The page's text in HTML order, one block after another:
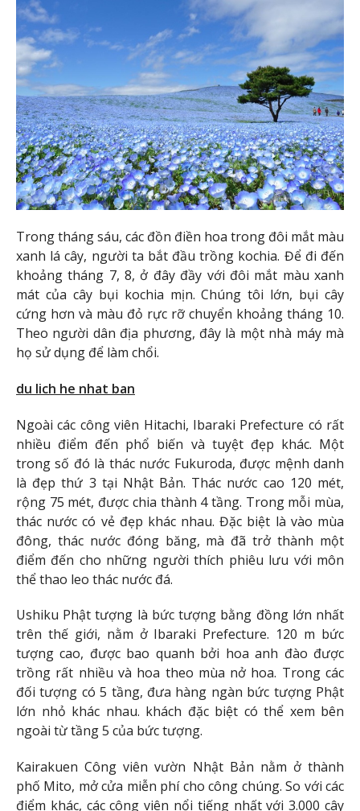
Trong tháng sáu, các đồn điền hoa trong đôi mắt màu
xanh lá cây, người ta bắt đầu trồng kochia. Để đi đến
khoảng tháng 7, 8, ở đây đầy với đôi mắt màu xanh
mát của cây bụi kochia mịn. Chúng tôi lớn, bụi cây
cứng hơn và màu đỏ rực rỡ chuyển khoảng tháng 10.
Theo người dân địa phương, đây là một nhà máy mà
họ sử dụng để làm chổi.
du lich he nhat ban
Ngoài các công viên Hitachi, Ibaraki Prefecture có rất
nhiều điểm đến phổ biến và tuyệt đẹp khác. Một
trong số đó là thác nước Fukuroda, được mệnh danh
là đẹp thứ 3 tại Nhật Bản. Thác nước cao 120 mét,
rộng 75 mét, được chia thành 4 tầng. Trong mỗi mùa,
thác nước có vẻ đẹp khác nhau. Đặc biệt là vào mùa
đông, thác nước đóng băng, mà đã trở thành một
điểm đến cho những người thích phiêu lưu với môn
thể thao leo thác nước đá.
Ushiku Phật tượng là bức tượng bằng đồng lớn nhất
trên thế giới, nằm ở Ibaraki Prefecture. 120 m bức
tượng cao, được bao quanh bởi hoa anh đào được
trồng rất nhiều và hoa theo mùa nở hoa. Trong các
đối tượng có 5 tầng, đưa hàng ngàn bức tượng Phật
lớn nhỏ khác nhau. khách đặc biệt có thể xem bên
ngoài từ tầng 5 của bức tượng.
Kairakuen Công viên vườn Nhật Bản nằm ở thành
phố Mito, mở cửa miễn phí cho công chúng. So với các
điểm khác, các công viên nổi tiếng nhất với 3.000 cây